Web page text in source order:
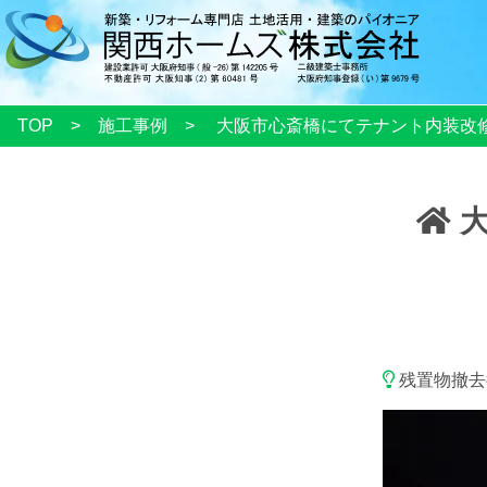
TOP 施工事例 大阪市心斎橋にてテナント内装
残置物撤